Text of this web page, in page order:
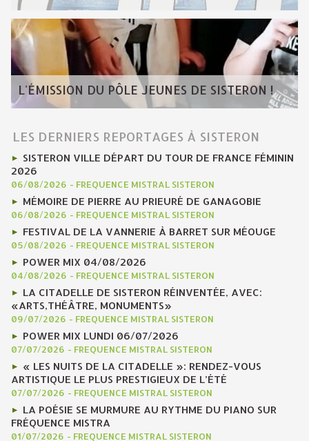
L'ÉMISSION DU PÔLE JEUNES DE SISTERON !
LES DERNIERS REPORTAGES À SISTERON
SISTERON VILLE DÉPART DU TOUR DE FRANCE FÉMININ
2026
06/08/2026 - FREQUENCE MISTRAL SISTERON
MÉMOIRE DE PIERRE AU PRIEURÉ DE GANAGOBIE
06/08/2026 - FREQUENCE MISTRAL SISTERON
FESTIVAL DE LA VANNERIE À BARRET SUR MÉOUGE
05/08/2026 - FREQUENCE MISTRAL SISTERON
POWER MIX 04/08/2026
04/08/2026 - FREQUENCE MISTRAL SISTERON
LA CITADELLE DE SISTERON RÉINVENTÉE, AVEC:
«ARTS,THÉÂTRE, MONUMENTS»
09/07/2026 - FREQUENCE MISTRAL SISTERON
POWER MIX LUNDI 06/07/2026
07/07/2026 - FREQUENCE MISTRAL SISTERON
« LES NUITS DE LA CITADELLE »: RENDEZ-VOUS
ARTISTIQUE LE PLUS PRESTIGIEUX DE L’ÉTÉ
07/07/2026 - FREQUENCE MISTRAL SISTERON
LA POÉSIE SE MURMURE AU RYTHME DU PIANO SUR
FRÉQUENCE MISTRA
01/07/2026 - FREQUENCE MISTRAL SISTERON